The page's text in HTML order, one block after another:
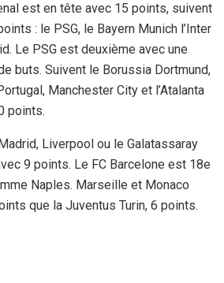
est en tête avec 15 points, suivent
: le PSG, le Bayern Munich l’Inter
Le PSG est deuxième avec une
buts. Suivent le Borussia Dortmund,
Manchester City et l’Atalanta
points.
Liverpool ou le Galatassaray
9 points. Le FC Barcelone est 18e
Naples. Marseille et Monaco
que la Juventus Turin, 6 points.